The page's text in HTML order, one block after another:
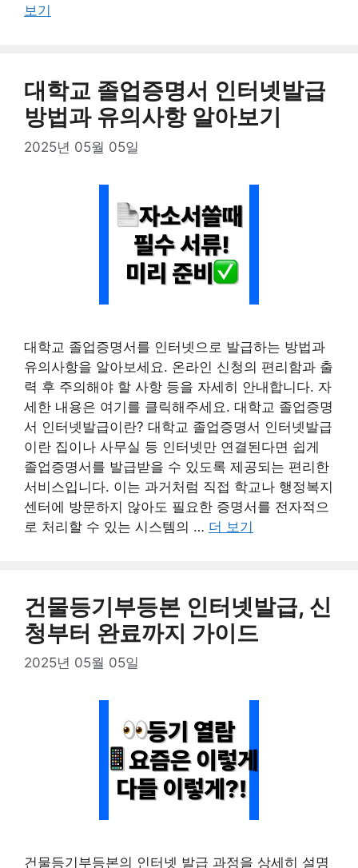
보기
대학교 졸업증명서 인터넷발급
방법과 유의사항 알아보기
2025년 05월 05일
대학교 졸업증명서를 인터넷으로 발급하는 방법과
유의사항을 알아보세요. 온라인 신청의 편리함과 출
력 후 주의해야 할 사항 등을 자세히 안내합니다. 자
세한 내용은 여기를 클릭해주세요. 대학교 졸업증명
서 인터넷발급이란? 대학교 졸업증명서 인터넷발급
이란 집이나 사무실 등 인터넷만 연결된다면 쉽게
졸업증명서를 발급받을 수 있도록 제공되는 편리한
서비스입니다. 이는 과거처럼 직접 학교나 행정복지
센터에 방문하지 않아도 필요한 증명서를 전자적으
로 처리할 수 있는 시스템의 … 더 보기
건물등기부등본 인터넷발급, 신
청부터 완료까지 가이드
2025년 05월 05일
건물등기부등본의 인터넷 발급 과정을 상세히 설명